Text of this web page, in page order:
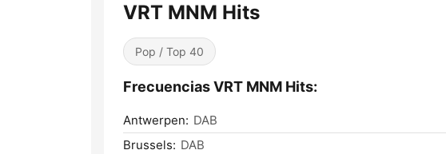
VRT MNM Hits
Pop / Top 40
Frecuencias VRT MNM Hits:
Antwerpen: DAB
Brussels: DAB